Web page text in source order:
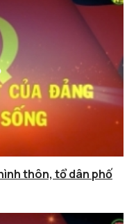
thôn, tổ dân phố